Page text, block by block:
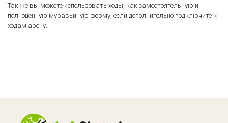
Так же вы можете использовать ходы, как самостоятельную и
полноценную муравьиную ферму, если дополнительно подключите к
ходам арену.